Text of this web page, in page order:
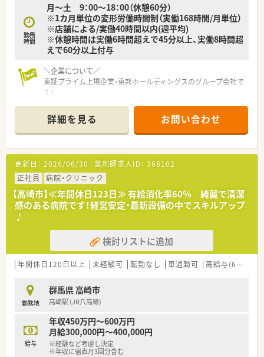
勤務
時間
月～土 9：00～18：00（休憩60分）
※1カ月単位の変形労働時間制（実働168時間/月単位）
※店舗による/実働40時間以内(週平均)
※休憩時間は実働6時間超えで45分以上、実働8時間超
えで60分以上付与
＼企業について／
東証プライム上場企業・東邦ホールディングスのグループ会社で
す！
「全ては健康を願う人々のために」をモットーに、地域の皆さま
に信頼されるかかりつけ薬局を目指しています。
≪≪≪ ここが魅力 ≫≫≫
☆【教育・研修制度】
フォローアップ研修・エキスパート研修・薬局長研修・管理者研修
などスキルに合わせた研修制度をご用意。
またe-learningを導入しており、こちらは会社で費用補助をして
います。
その他、学会発表にも積極的に参加しており、日々の取り組みか
☆【福利厚生面】
産前・産後・育児休暇は100%取得可能で、時短勤務で働く社員も
多数いる環境です。
応じて、長く安心して働ける環境作りをしております。
詳細を見る お問い合わせ
更新日： 2026/06/30 薬剤師求人ID： 368102
正社員
病院・クリニック
【高崎市】≪年間休日123日≫ 有給消化率60％ 綺麗で清潔
感のある病院です！経営安定・最新設備の中でスキルアップ
♪
検討リストに追加
年間休日120日以上 未経験可 転勤なし 車通勤可 高給与(600万円以上)
勤務地
群馬県 高崎市
高崎駅 (JR八高線)
給与
年収450万円～600万円
月給300,000円～400,000円
※経験など考慮し決定
※年収に宿直月3回分含む